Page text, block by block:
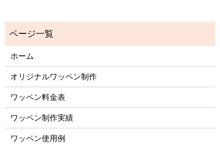
ホーム
オリジナルワッペン制作
ワッペン料金表
ワッペン制作実績
ワッペン使用例